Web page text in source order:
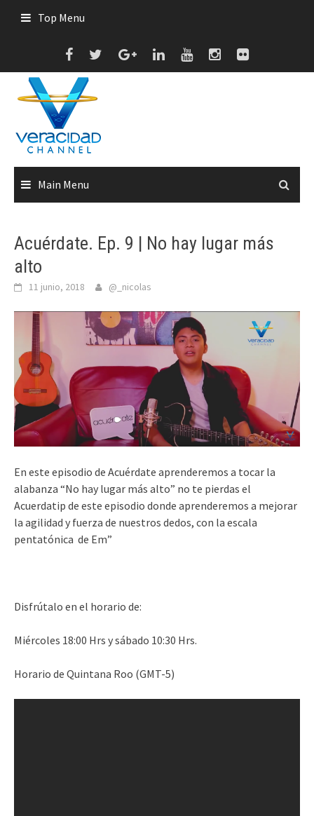
Top Menu
Main Menu
Acuérdate. Ep. 9 | No hay lugar más
alto
11 junio, 2018 @_nicolas
En este episodio de Acuérdate aprenderemos a tocar la
alabanza “No hay lugar más alto” no te pierdas el
Acuerdatip de este episodio donde aprenderemos a mejorar
la agilidad y fuerza de nuestros dedos, con la escala
pentatónica de Em”
Disfrútalo en el horario de:
Miércoles 18:00 Hrs y sábado 10:30 Hrs.
Horario de Quintana Roo (GMT-5)